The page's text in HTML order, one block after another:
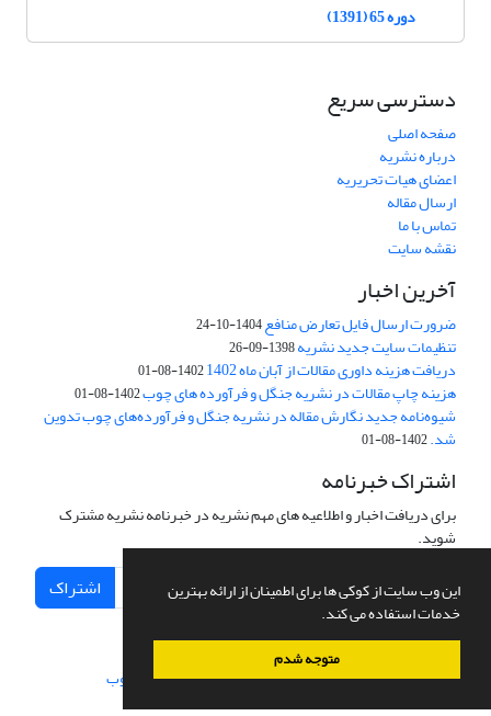
این وب سایت از کوکی ها برای اطمینان از ارائه بهترین
خدمات استفاده می کند.
متوجه شدم
دوره 65 (1391)
دسترسی سریع
صفحه اصلی
درباره نشریه
اعضای هیات تحریریه
ارسال مقاله
تماس با ما
نقشه سایت
آخرین اخبار
ضرورت ارسال فایل تعارض منافع1404-10-24
تنظیمات سایت جدید نشریه1398-09-26
دریافت هزینه داوری مقالات از آبان ماه 1402 1402-08-01
هزینه چاپ مقالات در نشریه جنگل و فرآورده های چوب1402-08-01
شیوه‌نامه جدید نگارش مقاله در نشریه جنگل و فرآورده‌های چوب تدوین
شد.1402-08-01
اشتراک خبرنامه
برای دریافت اخبار و اطلاعیه های مهم نشریه در خبرنامه نشریه مشترک
شوید.
اشتراک
سامانه مدیریت نشریات علمی.طراحی و پیاده سازی از سیناوب